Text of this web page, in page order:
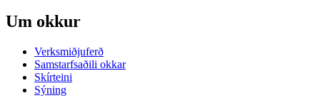
Um okkur
Verksmiðjuferð
Samstarfsaðili okkar
Skírteini
Sýning